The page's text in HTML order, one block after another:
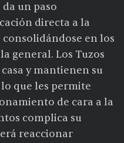
un paso
directa a la
en los
general. Los Tuzos
y mantienen su
que les permite
de cara a la
complica su
reaccionar